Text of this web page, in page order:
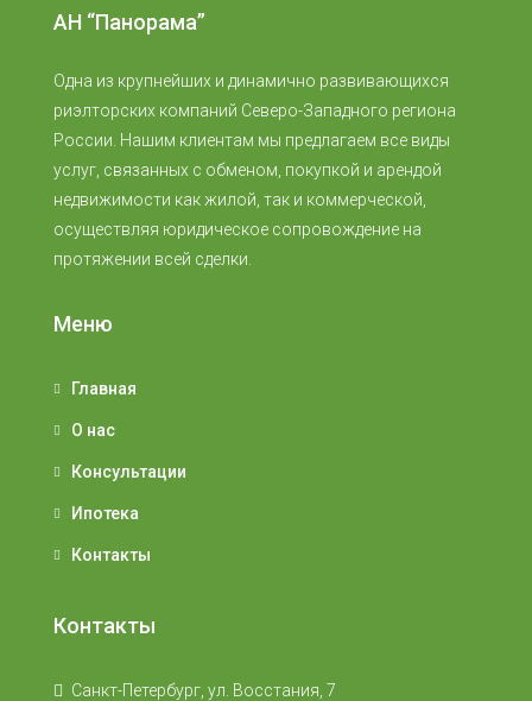
АН “Панорама”
Одна из крупнейших и динамично развивающихся
риэлторских компаний Северо-Западного региона
России. Нашим клиентам мы предлагаем все виды
услуг, связанных с обменом, покупкой и арендой
недвижимости как жилой, так и коммерческой,
осуществляя юридическое сопровождение на
протяжении всей сделки.
Меню
Главная
О нас
Консультации
Ипотека
Контакты
Контакты
Санкт-Петербург, ул. Восстания, 7